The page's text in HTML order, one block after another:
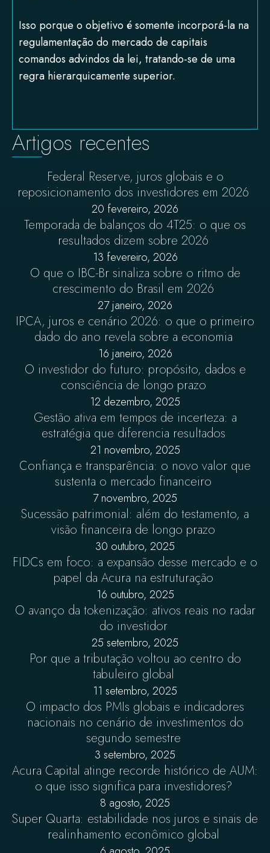
Isso porque o objetivo é somente incorporá-la na
regulamentação do mercado de capitais
comandos advindos da lei, tratando-se de uma
regra hierarquicamente superior.
Artigos recentes
Federal Reserve, juros globais e o
reposicionamento dos investidores em 2026
20 fevereiro, 2026
Temporada de balanços do 4T25: o que os
resultados dizem sobre 2026
13 fevereiro, 2026
O que o IBC-Br sinaliza sobre o ritmo de
crescimento do Brasil em 2026
27 janeiro, 2026
IPCA, juros e cenário 2026: o que o primeiro
dado do ano revela sobre a economia
16 janeiro, 2026
O investidor do futuro: propósito, dados e
consciência de longo prazo
12 dezembro, 2025
Gestão ativa em tempos de incerteza: a
estratégia que diferencia resultados
21 novembro, 2025
Confiança e transparência: o novo valor que
sustenta o mercado financeiro
7 novembro, 2025
Sucessão patrimonial: além do testamento, a
visão financeira de longo prazo
30 outubro, 2025
FIDCs em foco: a expansão desse mercado e o
papel da Acura na estruturação
16 outubro, 2025
O avanço da tokenização: ativos reais no radar
do investidor
25 setembro, 2025
Por que a tributação voltou ao centro do
tabuleiro global
11 setembro, 2025
O impacto dos PMIs globais e indicadores
nacionais no cenário de investimentos do
segundo semestre
3 setembro, 2025
Acura Capital atinge recorde histórico de AUM:
o que isso significa para investidores?
8 agosto, 2025
Super Quarta: estabilidade nos juros e sinais de
realinhamento econômico global